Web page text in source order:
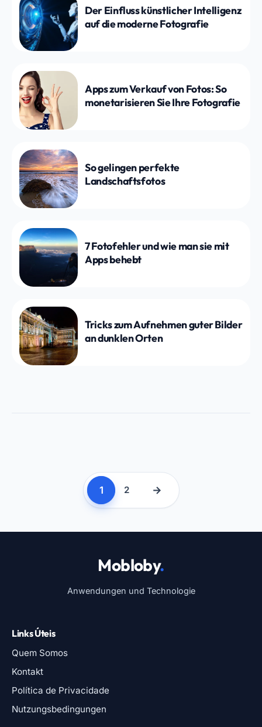
Der Einfluss künstlicher Intelligenz
auf die moderne Fotografie
Apps zum Verkauf von Fotos: So
monetarisieren Sie Ihre Fotografie
So gelingen perfekte
Landschaftsfotos
7 Fotofehler und wie man sie mit
Apps behebt
Tricks zum Aufnehmen guter Bilder
an dunklen Orten
1 2 →
Mobloby.
Anwendungen und Technologie
Links Úteis
Quem Somos
Kontakt
Política de Privacidade
Nutzungsbedingungen